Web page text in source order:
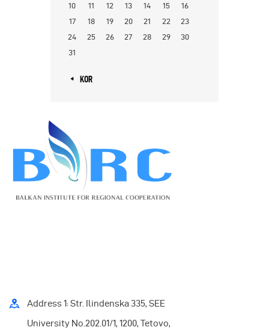
10
11 12 13 14 15
16
17
18 19 20 21 22
23
24
25 26 27 28 29
30
31
« KOR
Address 1: Str. Ilindenska 335, SEE
University No.202.01/1, 1200, Tetovo,